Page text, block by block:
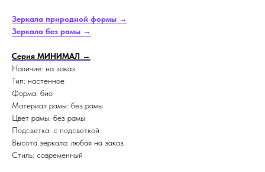
Зеркала природной формы →
Зеркала без рамы →
Серия МИНИМАЛ →
Наличие: на заказ
Тип: настенное
Форма: био
Материал рамы: без рамы
Цвет рамы: без рамы
Подсветка: с подсветкой
Высота зеркала: любая на заказ
Стиль: современный